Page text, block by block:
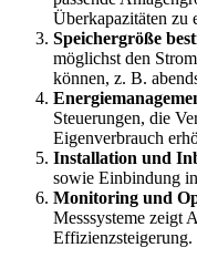
Überkapazitäten zu
Speichergröße
möglichst den
können, z. B.
Steuerungen, die
Eigenverbrauch
Installation und
sowie Einbindung
Monitoring und
Messsysteme zeigt
Effizienzsteigerung.